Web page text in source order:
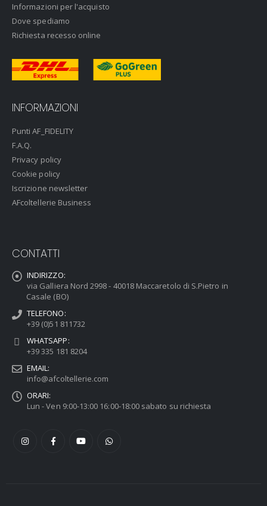
Informazioni per l'acquisto
Dove spediamo
Richiesta recesso online
INFORMAZIONI
Punti AF_FIDELITY
F.A.Q.
Privacy policy
Cookie policy
Iscrizione newsletter
AFcoltellerie Business
CONTATTI
INDIRIZZO:
via Galliera Nord 2998 - 40018 Maccaretolo di S.Pietro in
Casale (BO)
TELEFONO:
+39 (0)51 811732
WHATSAPP:
+39 335 181 8204
EMAIL:
info@afcoltellerie.com
ORARI:
Lun - Ven 9:00-13:00 16:00-18:00 sabato su richiesta